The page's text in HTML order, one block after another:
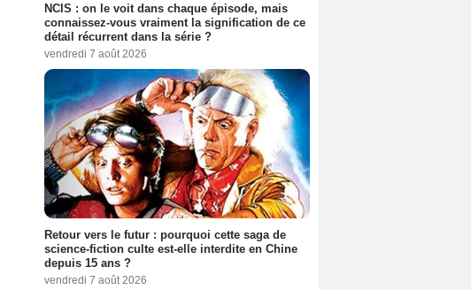
NCIS : on le voit dans chaque épisode, mais
connaissez-vous vraiment la signification de ce
détail récurrent dans la série ?
vendredi 7 août 2026
Retour vers le futur : pourquoi cette saga de
science-fiction culte est-elle interdite en Chine
depuis 15 ans ?
vendredi 7 août 2026